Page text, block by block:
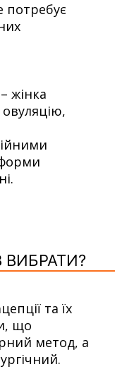
потребує
жінка
та їх
що
метод, а